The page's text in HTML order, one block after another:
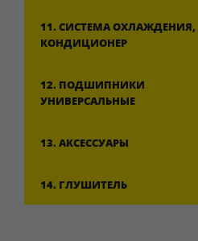
11. СИСТЕМА ОХЛАЖДЕНИЯ,
КОНДИЦИОНЕР
12. ПОДШИПНИКИ
УНИВЕРСАЛЬНЫЕ
13. АКСЕССУАРЫ
14. ГЛУШИТЕЛЬ